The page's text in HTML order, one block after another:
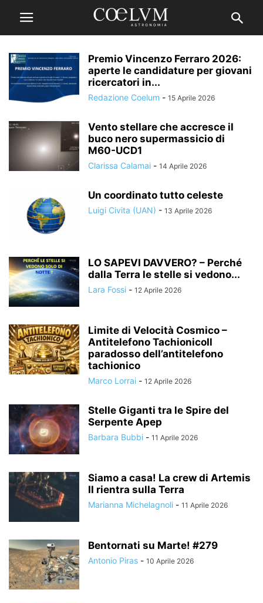
Premio Vincenzo Ferraro 2026:
aperte le candidature per giovani
ricercatori in...
Redazione Coelum - 15 Aprile 2026
Vento stellare che accresce il
buco nero supermassicio di
M60-UCD1
Clarissa Calamai - 14 Aprile 2026
Un coordinato tutto celeste
Luigi Civita (UAN) - 13 Aprile 2026
LO SAPEVI DAVVERO? – Perché
dalla Terra le stelle si vedono...
Lara Fossi - 12 Aprile 2026
Limite di Velocità Cosmico –
Antitelefono TachionicoIl
paradosso dell’antitelefono
tachionico
Marco Lorrai - 12 Aprile 2026
Stelle Giganti tra le Spire del
Serpente Apep
Barbara Bubbi - 11 Aprile 2026
Siamo a casa! La crew di Artemis
II rientra sulla Terra
Marianna Michelagnoli - 11 Aprile 2026
Bentornati su Marte! #279
Antonio Piras - 10 Aprile 2026